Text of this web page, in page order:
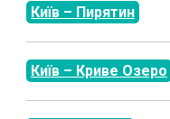
Київ – Пирятин
Київ – Криве Озеро